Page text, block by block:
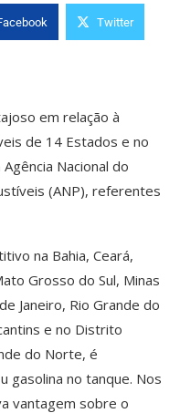
Twitter
em relação à
de 14 Estados e no
Nacional do
(ANP), referentes
na Bahia, Ceará,
Grosso do Sul, Minas
Janeiro, Rio Grande do
e no Distrito
do Norte, é
gasolina no tanque. Nos
vantagem sobre o